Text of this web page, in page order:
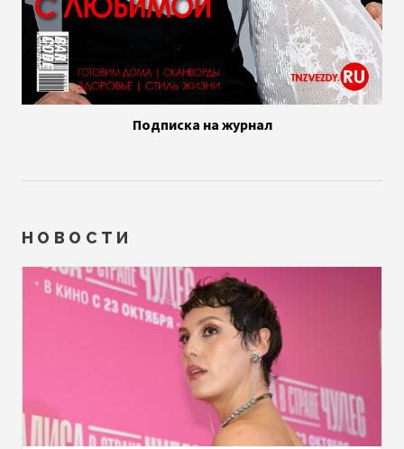
Подписка на журнал
НОВОСТИ